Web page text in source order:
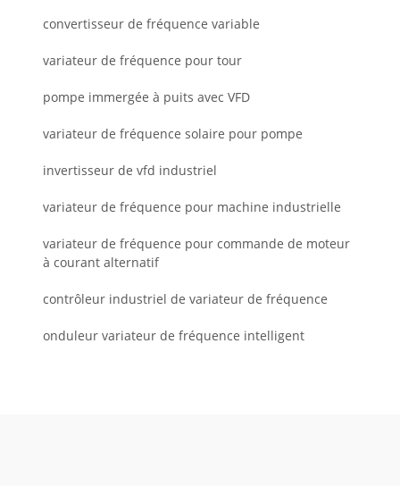
convertisseur de fréquence variable
variateur de fréquence pour tour
pompe immergée à puits avec VFD
variateur de fréquence solaire pour pompe
invertisseur de vfd industriel
variateur de fréquence pour machine industrielle
variateur de fréquence pour commande de moteur
à courant alternatif
contrôleur industriel de variateur de fréquence
onduleur variateur de fréquence intelligent